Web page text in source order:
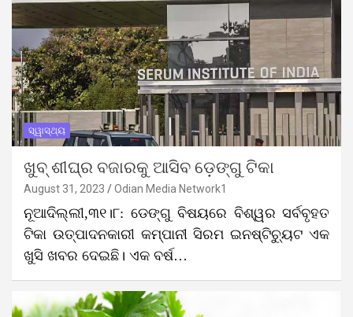
ସ୍ୱାସ୍ଥ୍ୟ
ଖୁବ୍ ଶୀଘ୍ର ବଜାରକୁ ଆସିବ ଡ଼େଙ୍ଗୁ ଟିକା
August 31, 2023 Odian Media Network1
ନୂଆଦିଲ୍ଲୀ,୩୧।୮: ଡେଙ୍ଗୁ ବିଷୟରେ ବିଶ୍ୱର ସର୍ବବୃହତ
ଟିକା ଉତ୍ପାଦନକାରୀ କମ୍ପାନୀ ସିରମ ଇନଷ୍ଟିଚ୍ୟୁଟ ଏକ
ଖୁସି ଖବର ଦେଇଛି। ଏକ ବର୍ଷ…